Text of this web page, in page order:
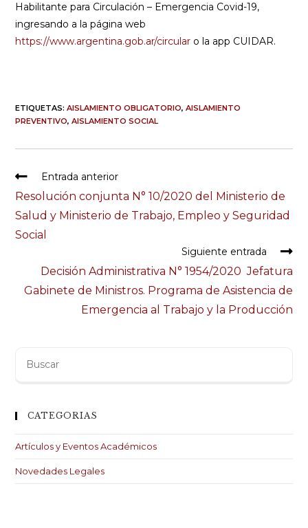
Habilitante para Circulación – Emergencia Covid-19,
ingresando a la página web
https://www.argentina.gob.ar/circular o la app CUIDAR.
ETIQUETAS:AISLAMIENTO OBLIGATORIO, AISLAMIENTO
PREVENTIVO, AISLAMIENTO SOCIAL
Leer
más
artículos
Entrada anterior
Resolución conjunta N° 10/2020 del Ministerio de
Salud y Ministerio de Trabajo, Empleo y Seguridad
Social
Siguiente entrada
Decisión Administrativa N° 1954/2020 Jefatura
Gabinete de Ministros. Programa de Asistencia de
Emergencia al Trabajo y la Producción
CATEGORIAS
Artículos y Eventos Académicos
Novedades Legales